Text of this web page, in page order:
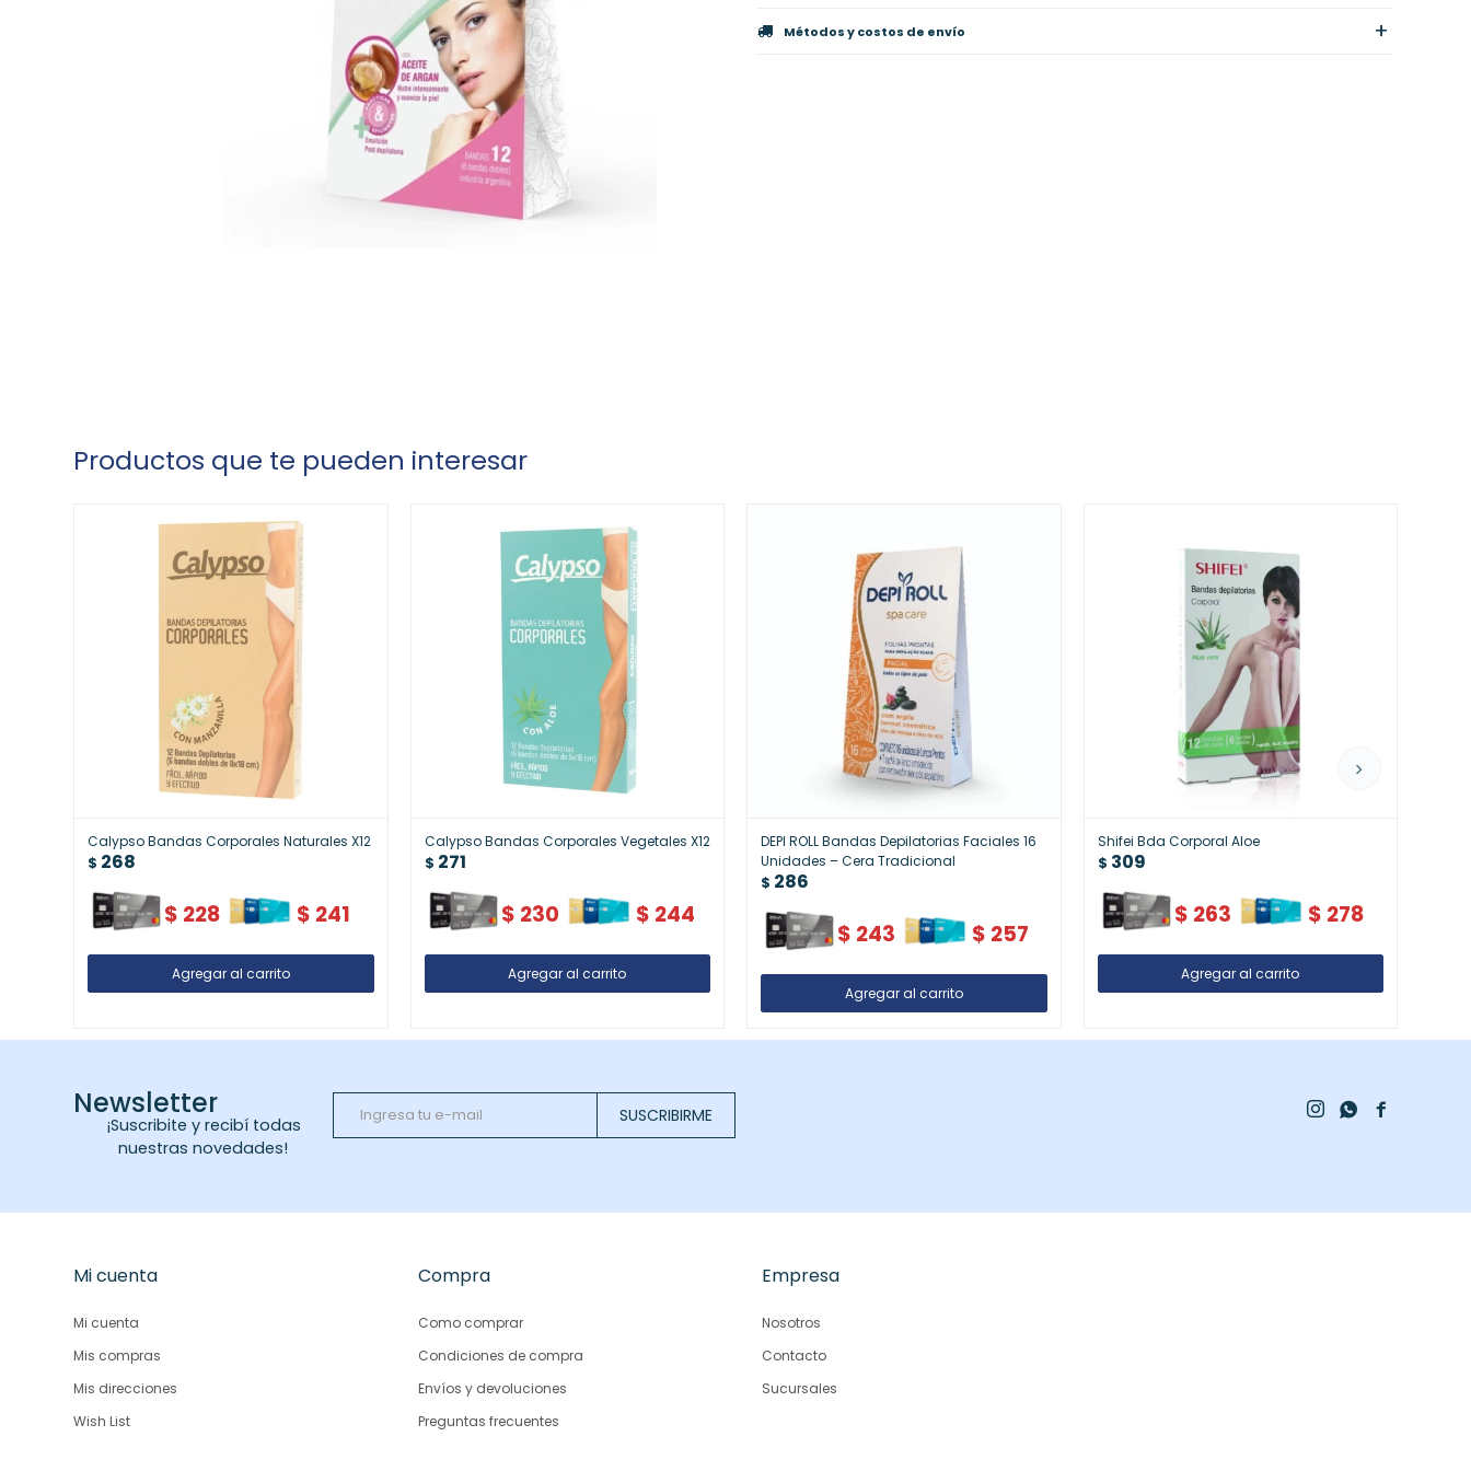
Métodos y costos de envío
Productos que te pueden interesar
Calypso Bandas Corporales Naturales X12
$ 268
$ 228 $ 241
Calypso Bandas Corporales Vegetales X12
$ 271
$ 230 $ 244
DEPI ROLL Bandas Depilatorias Faciales 16
Unidades – Cera Tradicional
$ 286
$ 243 $ 257
Shifei Bda Corporal Aloe
$ 309
$ 263 $ 278
Newsletter
¡Suscribite y recibí todas
nuestras novedades!
SUSCRIBIRME 
 
Mi cuenta
Mi cuenta
Mis compras
Mis direcciones
Wish List
Compra
Como comprar
Condiciones de compra
Envíos y devoluciones
Preguntas frecuentes
Empresa
Nosotros
Contacto
Sucursales